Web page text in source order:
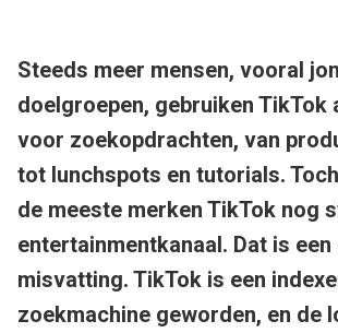
Steeds meer mensen, vooral
doelgroepen, gebruiken TikTok
voor zoekopdrachten, van
tot lunchspots en tutorials.
de meeste merken TikTok nog
entertainmentkanaal. Dat is een
misvatting. TikTok is een
zoekmachine geworden, en de